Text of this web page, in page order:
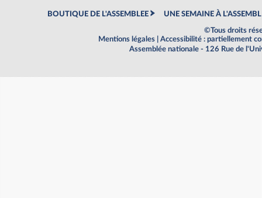
BOUTIQUE DE L'ASSEMBLEE UNE SEMAINE À
©Tous droits
Mentions légales
Accessibilité : partiellement
Assemblée nationale - 126 Rue de